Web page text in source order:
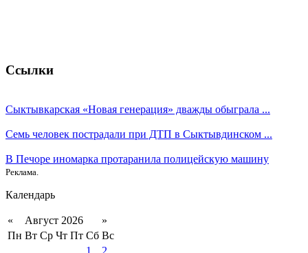
Ссылки
Сыктывкарская «Новая генерация» дважды обыграла ...
Семь человек пострадали при ДТП в Сыктывдинском ...
В Печоре иномарка протаранила полицейскую машину
Реклама.
Календарь
« Август 2026
»
Пн Вт Ср Чт Пт Сб Вс
1
2